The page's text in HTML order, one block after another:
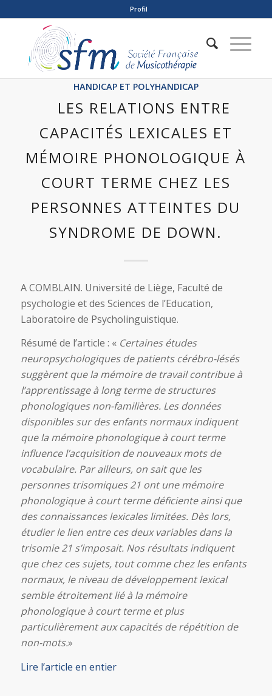
Profil
HANDICAP ET POLYHANDICAP
LES RELATIONS ENTRE
CAPACITÉS LEXICALES ET
MÉMOIRE PHONOLOGIQUE À
COURT TERME CHEZ LES
PERSONNES ATTEINTES DU
SYNDROME DE DOWN.
A COMBLAIN. Université de Liège, Faculté de
psychologie et des Sciences de l’Education,
Laboratoire de Psycholinguistique.
Résumé de l’article : « Certaines études
neuropsychologiques de patients cérébro-lésés
suggèrent que la mémoire de travail contribue à
l’apprentissage à long terme de structures
phonologiques non-familières. Les données
disponibles sur des enfants normaux indiquent
que la mémoire phonologique à court terme
influence l’acquisition de nouveaux mots de
vocabulaire. Par ailleurs, on sait que les
personnes trisomiques 21 ont une mémoire
phonologique à court terme déficiente ainsi que
des connaissances lexicales limitées. Dès lors,
étudier le lien entre ces deux variables dans la
trisomie 21 s’imposait. Nos résultats indiquent
que chez ces sujets, tout comme chez les enfants
normaux, le niveau de développement lexical
semble étroitement lié à la mémoire
phonologique à court terme et plus
particulièrement aux capacités de répétition de
non-mots.»
Lire l’article en entier